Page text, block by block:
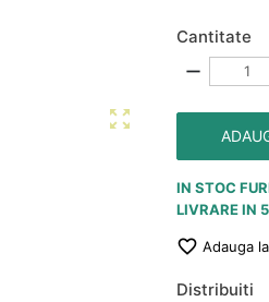

Cantitate
remove
IN STOC
LIVRARE IN
 Adauga
Distribuiti